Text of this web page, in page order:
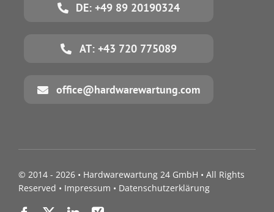
DE: +49 89 20190324
AT: +43 720 775089
office@hardwarewartung.com
© 2014 - 2026 • Hardwarewartung 24 GmbH • All Rights
Reserved • Impressum • Datenschutzerklärung